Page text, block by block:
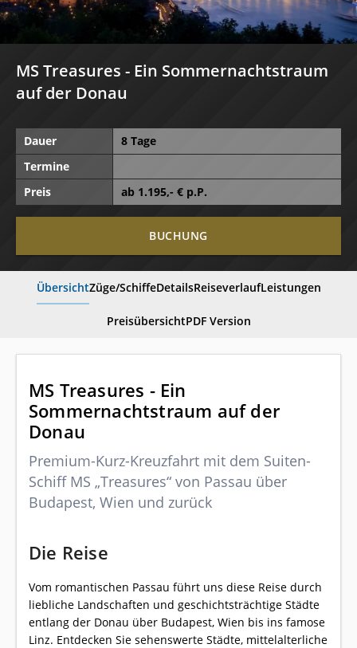
MS Treasures - Ein Sommernachtstraum
auf der Donau
Dauer
8 Tage
Termine
Preis
ab 1.195,- € p.P.
BUCHUNG
ÜbersichtZüge/SchiffeDetailsReiseverlaufLeistungen
PreisübersichtPDF Version
MS Treasures - Ein
Sommernachtstraum auf der
Donau
Premium-Kurz-Kreuzfahrt mit dem Suiten-
Schiff MS „Treasures“ von Passau über
Budapest, Wien und zurück
Die Reise
Vom romantischen Passau führt uns diese Reise durch
liebliche Landschaften und geschichtsträchtige Städte
entlang der Donau über Budapest, Wien bis ins famose
Linz. Entdecken Sie sehenswerte Städte, mittelalterliche